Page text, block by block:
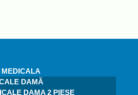
DAMĂ
DAMA 2 PIESE